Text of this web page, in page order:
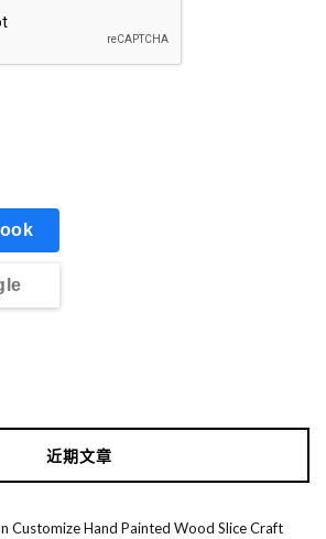
近期文章
Customize Hand Painted Wood Slice Craft